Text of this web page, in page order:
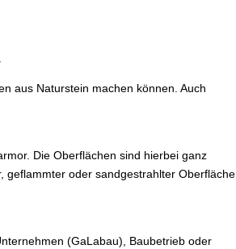
aus Naturstein machen können. Auch
Die Oberflächen sind hierbei ganz
oder sandgestrahlter Oberfläche.
(GaLabau), Baubetrieb oder